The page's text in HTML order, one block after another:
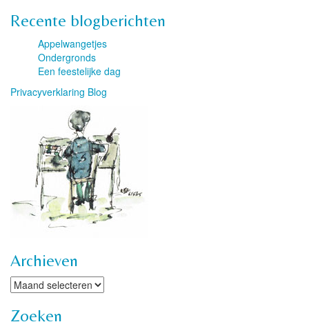
Recente blogberichten
Appelwangetjes
Ondergronds
Een feestelijke dag
Privacyverklaring Blog
Archieven
Archieven
Zoeken